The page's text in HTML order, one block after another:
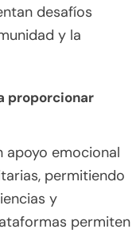
desafíos
y la
proporcionar
apoyo emocional
permitiendo
y
permiten